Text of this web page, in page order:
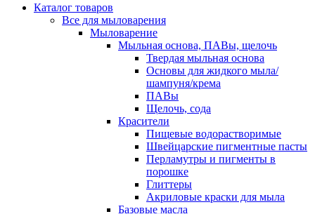
Каталог товаров
Все для мыловарения
Мыловарение
Мыльная основа, ПАВы, щелочь
Твердая мыльная основа
Основы для жидкого мыла/
шампуня/крема
ПАВы
Щелочь, сода
Красители
Пищевые водорастворимые
Швейцарские пигментные пасты
Перламутры и пигменты в
порошке
Глиттеры
Акриловые краски для мыла
Базовые масла